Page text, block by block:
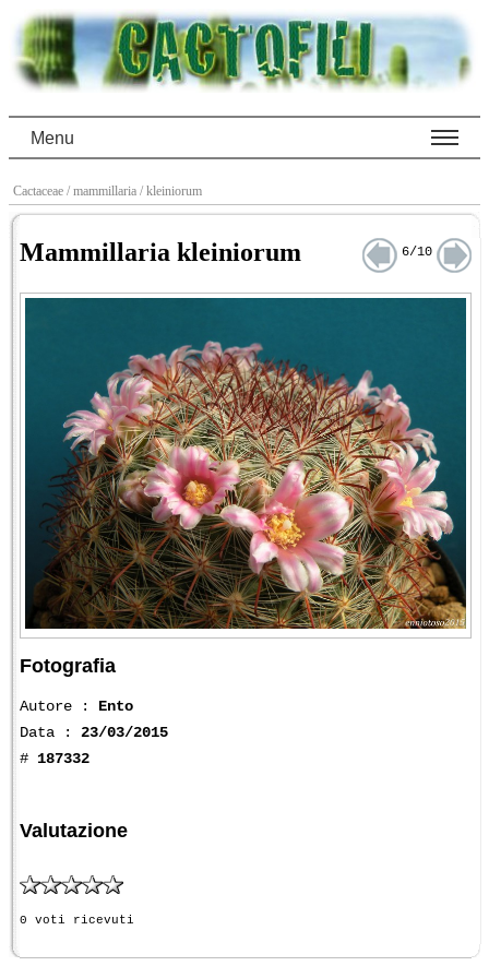
Menu
Cactaceae / mammillaria / kleiniorum
Mammillaria kleiniorum 6/10
Fotografia
Autore : Ento
Data : 23/03/2015
# 187332
Valutazione
0 voti ricevuti